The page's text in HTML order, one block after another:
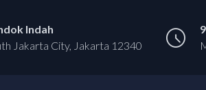
Indah
Jakarta City, Jakarta 12340